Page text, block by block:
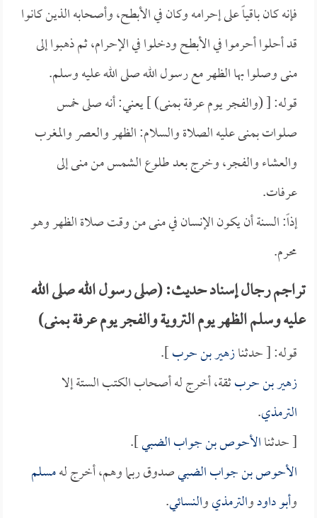
فإنه كان باقياً على إحرامه وكان في الأبطح، وأصحابه الذين كانوا
قد أحلوا أحرموا في الأبطح ودخلوا في الإحرام، ثم ذهبوا إلى
منى وصلوا بها الظهر مع رسول الله صلى الله عليه وسلم.
قوله: [ (والفجر يوم عرفة بمنى) ] يعني: أنه صلى خمس
صلوات بمنى عليه الصلاة والسلام: الظهر والعصر والمغرب
والعشاء والفجر، وخرج بعد طلوع الشمس من منى إلى
عرفات.
إذاً: السنة أن يكون الإنسان في منى من وقت صلاة الظهر وهو
محرم.
تراجم رجال إسناد حديث: (صلى رسول الله صلى الله
عليه وسلم الظهر يوم التروية والفجر يوم عرفة بمنى)
قوله: [ حدثنازهير بن حرب].
زهير بن حربثقة، أخرج له أصحاب الكتب الستة إلا
الترمذي.
[ حدثناالأحوص بن جواب الضبي].
الأحوص بن جواب الضبيصدوق ربما وهم، أخرج لهمسلم
وأبو داودوالترمذيوالنسائي.